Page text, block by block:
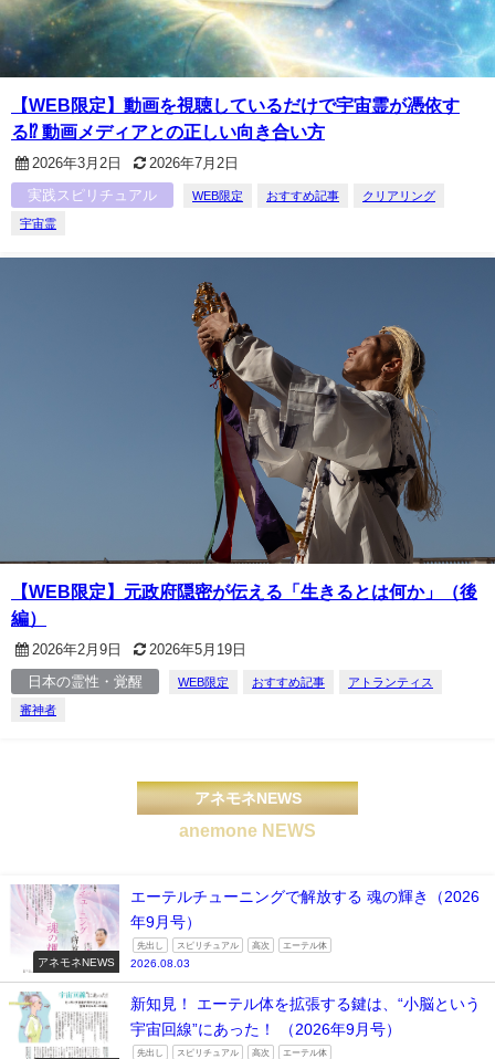
【WEB限定】動画を視聴しているだけで宇宙霊が憑依す
る⁉ 動画メディアとの正しい向き合い方
2026年3月2日 2026年7月2日
実践スピリチュアル WEB限定 おすすめ記事 クリアリング
宇宙霊
【WEB限定】元政府隠密が伝える「生きるとは何か」（後
編）
2026年2月9日 2026年5月19日
日本の霊性・覚醒 WEB限定 おすすめ記事 アトランティス
審神者
アネモネNEWS
anemone NEWS
アネモネNEWS
エーテルチューニングで解放する 魂の輝き（2026
年9月号）
先出し スピリチュアル 高次 エーテル体
2026.08.03
新知見！ エーテル体を拡張する鍵は、“小脳という
宇宙回線”にあった！ （2026年9月号）
先出し スピリチュアル 高次 エーテル体